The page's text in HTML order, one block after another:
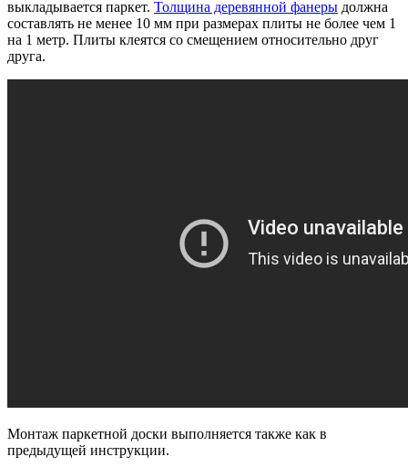
выкладывается паркет. Толщина деревянной фанеры должна
составлять не менее 10 мм при размерах плиты не более чем 1
на 1 метр. Плиты клеятся со смещением относительно друг
друга.
Монтаж паркетной доски выполняется также как в
предыдущей инструкции.